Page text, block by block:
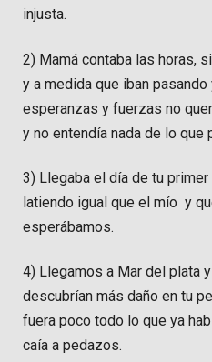
injusta.
2) Mamá contaba las horas,
y a medida que iban
esperanzas y fuerzas no
y no entendía nada de lo que
3) Llegaba el día de tu
latiendo igual que el mío y
esperábamos.
4) Llegamos a Mar del plata
descubrían más daño en tu
fuera poco todo lo que ya
caía a pedazos.